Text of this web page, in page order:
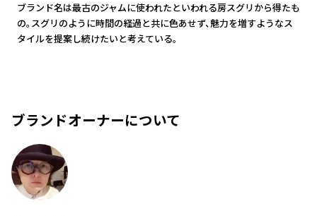
ブランド名は最古のジャムに使われたといわれる房スグリから得たも
の。スグリのように時間の経過と共に色あせず、魅力を増すようなス
タイルを提案し続けたいと考えている。
ブランドオーナーについて